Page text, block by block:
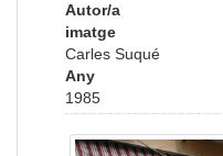
Autor/a
imatge
Carles Suqué
Any
1985